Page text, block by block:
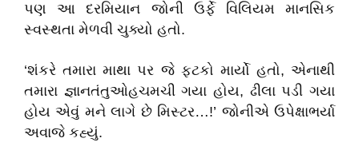
પણ આ દરમિયાન જોની ઉર્ફે વિલિયમ માનસિક
સ્વસ્થતા મેળવી ચુક્યો હતો.
‘શંકરે તમારા માથા પર જે ફટકો માર્યો હતો, એનાથી
તમારા જ્ઞાનતંતુઓહચમચી ગયા હોય, ઢીલા પડી ગયા
હોય એવું મને લાગે છે મિસ્ટર…!’ જોનીએ ઉપેક્ષાભર્યા
અવાજે કહ્યું.